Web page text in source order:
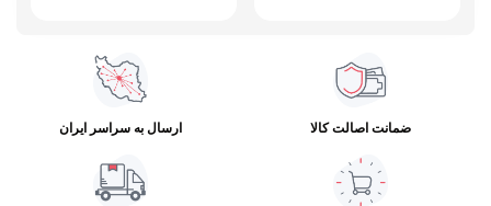
ضمانت اصالت کالا ارسال به سراسر ایران